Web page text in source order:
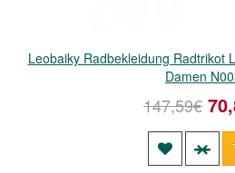
Leobaiky Radbekleidung Radtrikot
Damen
147,59€